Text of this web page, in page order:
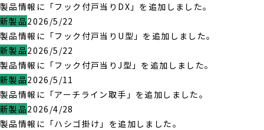
製品情報に「フック付戸当りDX」を追加しました。
新製品2026/5/22
製品情報に「フック付戸当りU型」を追加しました。
新製品2026/5/22
製品情報に「フック付戸当りJ型」を追加しました。
新製品2026/5/11
製品情報に「アーチライン取手」を追加しました。
新製品2026/4/28
製品情報に「ハシゴ掛け」を追加しました。